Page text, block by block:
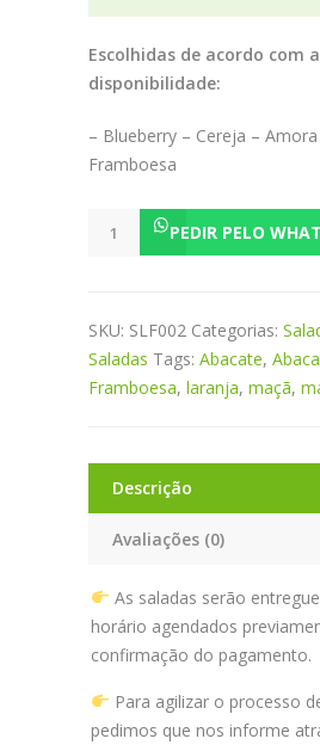
Escolhidas de acordo com a
disponibilidade:
– Blueberry – Cereja –
Framboesa
PEDIR PELO
SKU: SLF002 Categorias:
Saladas Tags: Abacate,
Framboesa, laranja, maçã,
Descrição
Avaliações (0)
As saladas serão
horário agendados
confirmação do pagamento.
Para agilizar o processo
pedimos que nos informe